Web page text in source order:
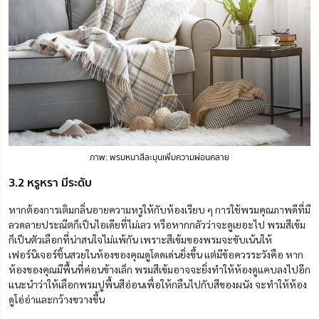
ภาพ: พรมหนาสีละมุนเพิ่มความผ่อนคลาย
3.2 หรูหรา มีระดับ
หากต้องการเติมกลิ่นอายความหรูให้กับห้องเรียบ ๆ การใช้พรมคุณภาพดีที่มี
ลวดลายประณีตก็เป็นไอเดียที่ไม่เลว หรือหากกลัวว่าจะดูเยอะไป พรมสีเข้ม
ก็เป็นตัวเลือกที่น่าสนใจไม่แพ้กัน เพราะสีเข้มของพรมจะขับเน้นให้
เฟอร์นิเจอร์ชิ้นสวยในห้องของคุณดูโดดเด่นยิ่งขึ้น แต่มีข้อควรระวังคือ หาก
ห้องของคุณมีพื้นที่ค่อนข้างเล็ก พรมสีเข้มอาจจะยิ่งทำให้ห้องดูแคบลงไปอีก
แนะนำว่าให้เลือกพรมปูพื้นสีอ่อนเพื่อให้กลืนไปกับสีของผนัง จะทำให้ห้อง
ดูโอ่อ่าและกว้างขวางขึ้น